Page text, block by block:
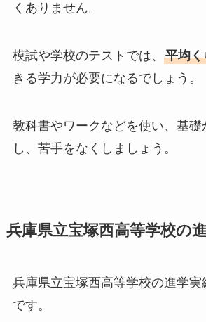
くありません。
模試や学校のテストでは、 平均く
きる学力が必要になるでしょう。
教科書やワークなどを使い、基礎
し、苦手をなくしましょう。
兵庫県立宝塚西高等学校の
兵庫県立宝塚西高等学校の進学実
です。